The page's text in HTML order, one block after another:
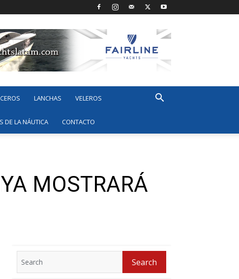
LANCHAS VELEROS
DE LA NÁUTICA CONTACTO
MOSTRARÁ
for:
Search